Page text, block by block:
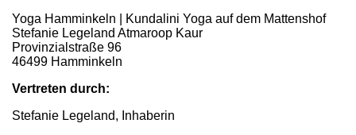
Yoga Hamminkeln | Kundalini Yoga auf dem Mattenshof
Stefanie Legeland Atmaroop Kaur
Provinzialstraße 96
46499 Hamminkeln
Vertreten durch:
Stefanie Legeland, Inhaberin